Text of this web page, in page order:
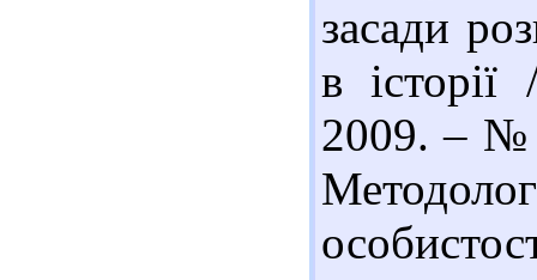
засади
в
2009. – №